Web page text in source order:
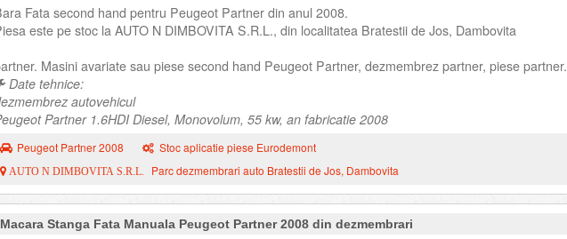
Fata second hand pentru Peugeot Partner din anul 2008.
este pe stoc la AUTO N DIMBOVITA S.R.L., din localitatea Bratestii de Jos, Dambovita
Masini avariate sau piese second hand Peugeot Partner, dezmembrez partner, piese partner.
Date tehnice:
autovehicul
Partner 1.6HDI Diesel, Monovolum, 55 kw, an fabricatie 2008
Peugeot Partner 2008 Stoc aplicatie piese Eurodemont
AUTO N DIMBOVITA S.R.L. Parc dezmembrari auto Bratestii de Jos, Dambovita
Macara Stanga Fata Manuala Peugeot Partner 2008 din dezmembrari